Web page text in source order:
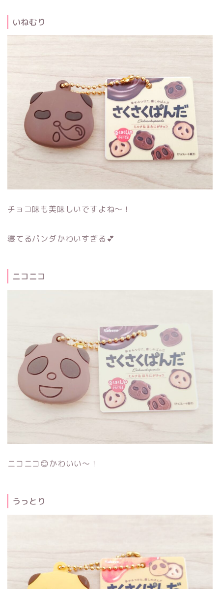
いねむり
チョコ味も美味しいですよね～！
寝てるパンダかわいすぎる💕
ニコニコ
ニコニコ😊かわいい～！
うっとり